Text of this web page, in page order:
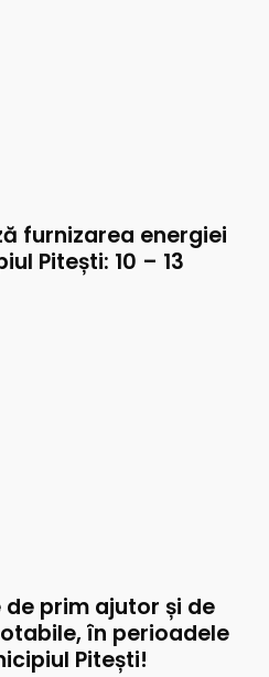
furnizarea energiei
Pitești: 10 – 13
prim ajutor și de
în perioadele
Pitești!